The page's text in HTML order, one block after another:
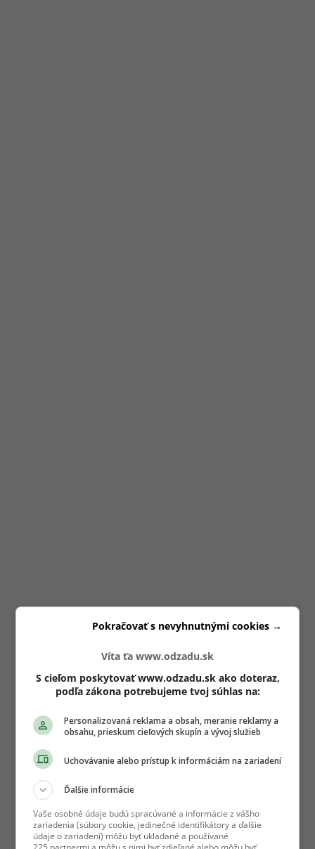
Víta ťa www.odzadu.sk
S cieľom poskytovať www.odzadu.sk ako doteraz,
podľa zákona potrebujeme tvoj súhlas na:
Personalizovaná reklama a obsah, meranie reklamy a
obsahu, prieskum cieľových skupín a vývoj služieb
Uchovávanie alebo prístup k informáciám na zariadení
Ďalšie informácie
Vaše osobné údaje budú spracúvané a informácie z vášho
zariadenia (súbory cookie, jedinečné identifikátory a ďalšie
údaje o zariadení) môžu byť ukladané a používané
Pokračovať s nevyhnutnými cookies →